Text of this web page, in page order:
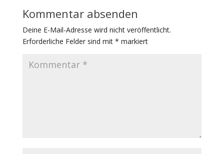
Kommentar absenden
Deine E-Mail-Adresse wird nicht veröffentlicht.
Erforderliche Felder sind mit * markiert